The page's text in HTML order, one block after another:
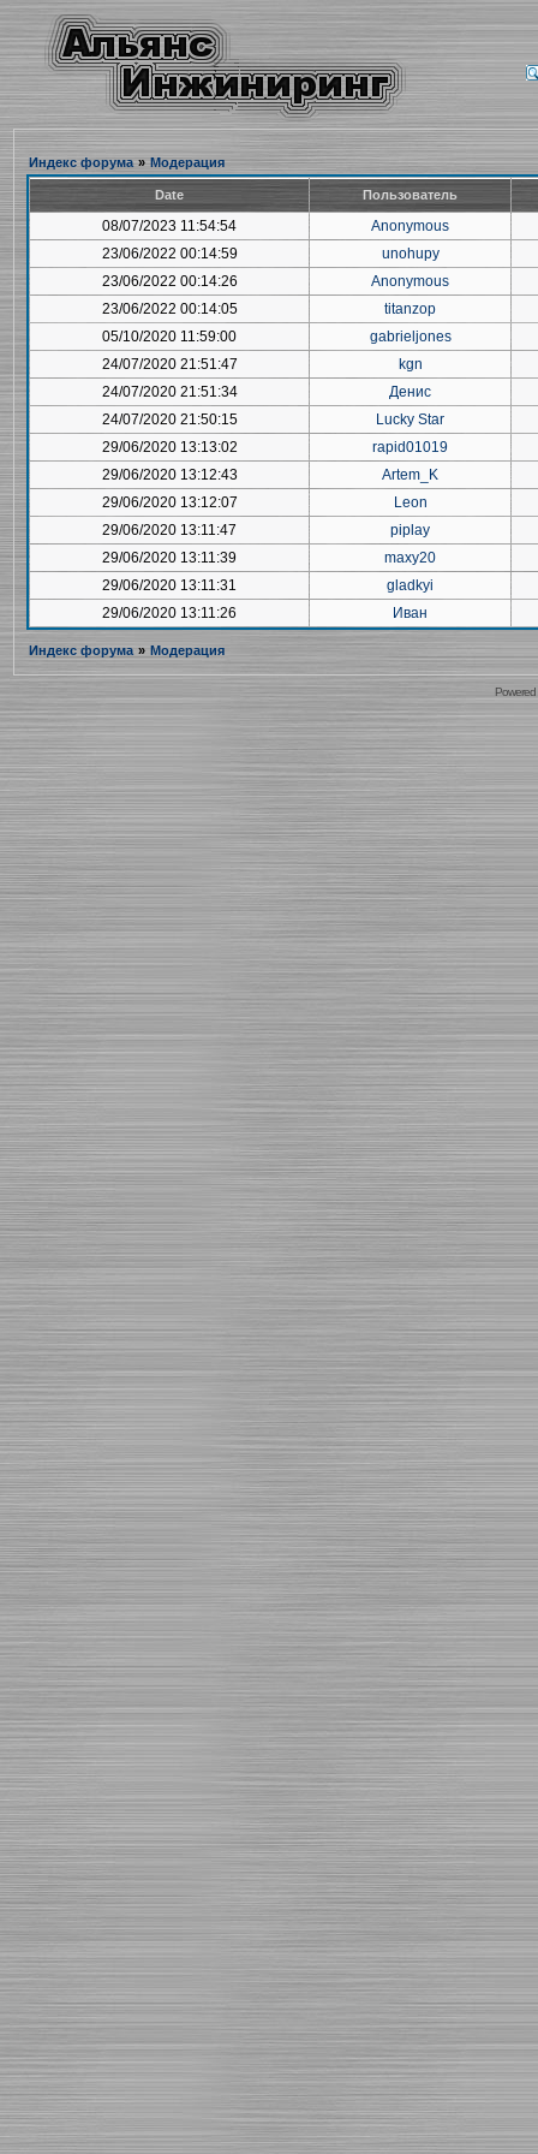
Индекс форума » Модерация
Date Пользователь
08/07/2023 11:54:54
Anonymous
23/06/2022 00:14:59
unohupy
23/06/2022 00:14:26
Anonymous
23/06/2022 00:14:05
titanzop
05/10/2020 11:59:00
gabrieljones
24/07/2020 21:51:47
kgn
24/07/2020 21:51:34
Денис
24/07/2020 21:50:15
Lucky Star
29/06/2020 13:13:02
rapid01019
29/06/2020 13:12:43
Artem_K
29/06/2020 13:12:07
Leon
29/06/2020 13:11:47
piplay
29/06/2020 13:11:39
maxy20
29/06/2020 13:11:31
gladkyi
29/06/2020 13:11:26
Иван
Индекс форума » Модерация